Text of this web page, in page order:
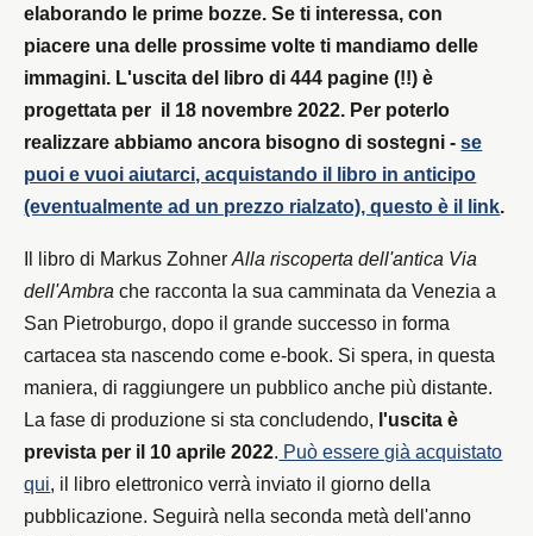
elaborando le prime bozze. Se ti interessa, con
piacere una delle prossime volte ti mandiamo delle
immagini. L'uscita del libro di 444 pagine (!!) è
progettata per il 18 novembre 2022. Per poterlo
realizzare abbiamo ancora bisogno di sostegni -se
puoi e vuoi aiutarci, acquistando il libro in anticipo
(eventualmente ad un prezzo rialzato), questo è il link.
Il libro di Markus ZohnerAlla riscoperta dell'antica Via
dell'Ambrache racconta la sua camminata da Venezia a
San Pietroburgo, dopo il grande successo in forma
cartacea sta nascendo come e-book. Si spera, in questa
maniera, di raggiungere un pubblico anche più distante.
La fase di produzione si sta concludendo, l'uscita è
prevista per il 10 aprile 2022. Può essere già acquistato
qui, il libro elettronico verrà inviato il giorno della
pubblicazione. Seguirà nella seconda metà dell'anno